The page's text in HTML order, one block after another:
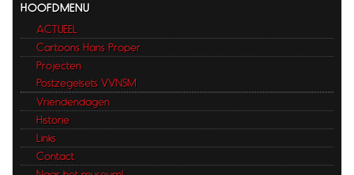
HOOFDMENU
ACTUEEL
Cartoons Hans Proper
Projecten
Postzegelsets VVNSM
Vriendendagen
Historie
Links
Contact